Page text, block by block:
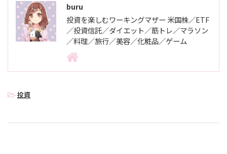
buru
投資を楽しむワーキングマザー 米国株／ETF
／投資信託／ダイエット／筋トレ／マラソン
／料理／旅行／美容／化粧品／ゲーム
-投資